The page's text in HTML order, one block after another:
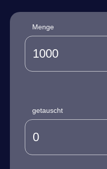
Menge
getauscht